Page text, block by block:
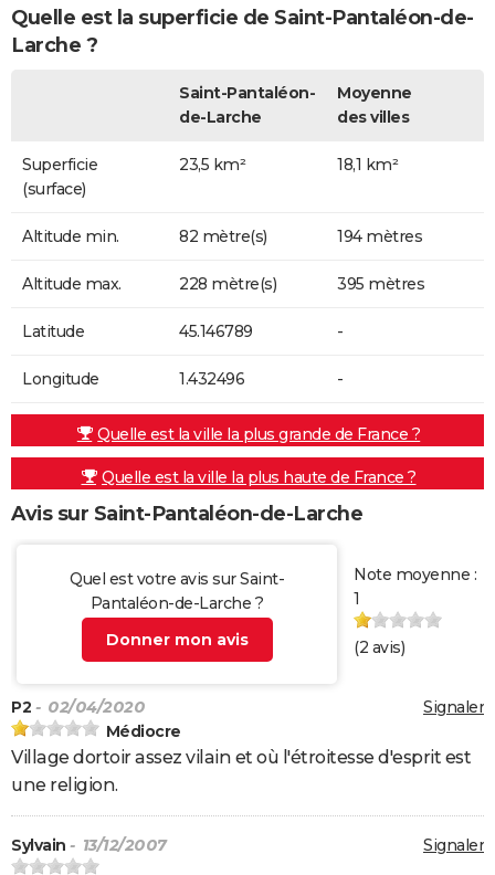
Quelle est la superficie de Saint-Pantaléon-de-
Larche ?
Saint-Pantaléon-
de-Larche
Moyenne
des villes
Superficie
(surface)
23,5 km² 18,1 km²
Altitude min. 82 mètre(s) 194 mètres
Altitude max. 228 mètre(s) 395 mètres
Latitude 45.146789 -
Longitude 1.432496 -
Quelle est la ville la plus grande de France ?
Quelle est la ville la plus haute de France ?
Avis sur Saint-Pantaléon-de-Larche
Quel est votre avis sur Saint-
Pantaléon-de-Larche ?
Donner mon avis
Note moyenne :
1
(2 avis)
Signaler
P2 - 02/04/2020
Médiocre
Village dortoir assez vilain et où l'étroitesse d'esprit est
une religion.
Signaler
Sylvain - 13/12/2007